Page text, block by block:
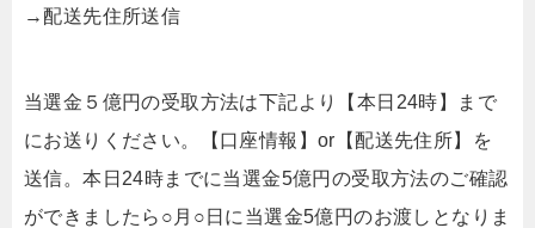
→配送先住所送信
当選金５億円の受取方法は下記より【本日24時】まで
にお送りください。【口座情報】or【配送先住所】を
送信。本日24時までに当選金5億円の受取方法のご確認
ができましたら○月○日に当選金5億円のお渡しとなりま